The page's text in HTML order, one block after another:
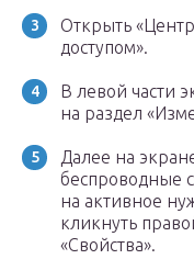
Открыть
доступом».
В левой части
на раздел
Далее на
беспроводные
на активное
кликнуть
«Свойства».